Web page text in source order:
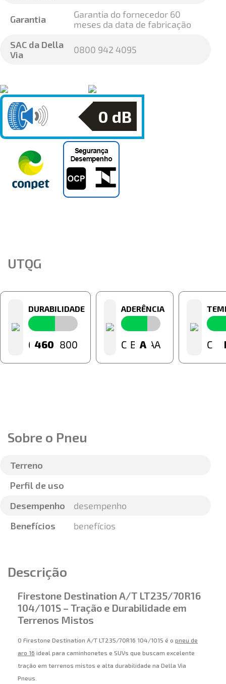
Garantia
Garantia do fornecedor 60
meses da data de fabricação
SAC da Della
Via
0800 942 4095
0 dB
UTQG
DURABILIDADE
460
60 800
ADERÊNCIA
A
C B A AA C
Sobre o Pneu
Terreno
Perfil de uso
Desempenho
desempenho
Benefícios
benefícios
Descrição
Firestone Destination A/T LT235/70R16
104/101S – Tração e Durabilidade em
Terrenos Mistos
O Firestone Destination A/T LT235/70R16 104/101S é o pneu de
aro 16 ideal para caminhonetes e SUVs que buscam excelente
tração em terrenos mistos e alta durabilidade na Della Via
Pneus.